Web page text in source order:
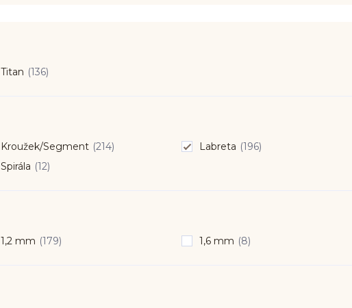
Titan (136)
Kroužek/Segment (214) Labreta (196)
Spirála (12)
1,2 mm (179) 1,6 mm (8)